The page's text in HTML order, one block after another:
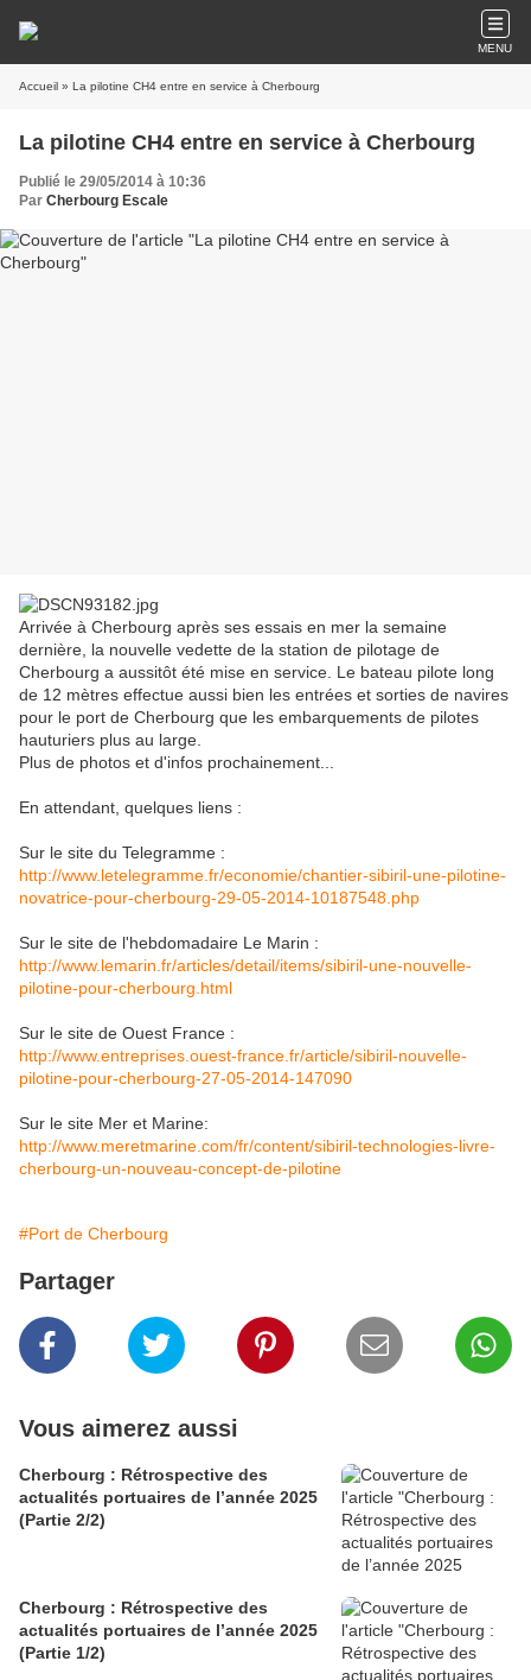
MENU
Accueil » La pilotine CH4 entre en service à Cherbourg
La pilotine CH4 entre en service à Cherbourg
Publié le 29/05/2014 à 10:36
Par Cherbourg Escale
Arrivée à Cherbourg après ses essais en mer la semaine
dernière, la nouvelle vedette de la station de pilotage de
Cherbourg a aussitôt été mise en service. Le bateau pilote long
de 12 mètres effectue aussi bien les entrées et sorties de navires
pour le port de Cherbourg que les embarquements de pilotes
hauturiers plus au large.
Plus de photos et d'infos prochainement...
En attendant, quelques liens :
Sur le site du Telegramme :
http://www.letelegramme.fr/economie/chantier-sibiril-une-pilotine-
novatrice-pour-cherbourg-29-05-2014-10187548.php
Sur le site de l'hebdomadaire Le Marin :
http://www.lemarin.fr/articles/detail/items/sibiril-une-nouvelle-
pilotine-pour-cherbourg.html
Sur le site de Ouest France :
http://www.entreprises.ouest-france.fr/article/sibiril-nouvelle-
pilotine-pour-cherbourg-27-05-2014-147090
Sur le site Mer et Marine:
http://www.meretmarine.com/fr/content/sibiril-technologies-livre-
cherbourg-un-nouveau-concept-de-pilotine
#Port de Cherbourg
Partager
Vous aimerez aussi
Cherbourg : Rétrospective des
actualités portuaires de l’année 2025
(Partie 2/2)
Cherbourg : Rétrospective des
actualités portuaires de l’année 2025
(Partie 1/2)